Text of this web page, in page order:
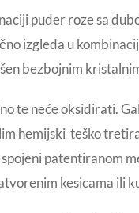
puder roze sa
izgleda u
bezbojnim
te neće oksidirati.
hemijski teško
patentiranom
kesicama ili